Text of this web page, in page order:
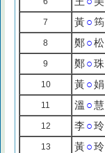
7 黃○筠
8 鄭○松
9 鄭○珠
10 黃○娟
11 溫 ○慧
12 李○玲
13 黃○玲